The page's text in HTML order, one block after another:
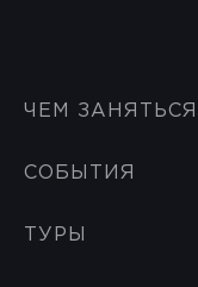
ЧЕМ ЗАНЯТЬСЯ
СОБЫТИЯ
ТУРЫ